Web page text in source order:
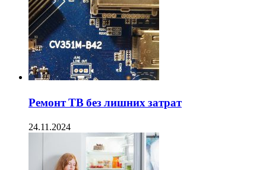
Ремонт ТВ без лишних затрат
24.11.2024